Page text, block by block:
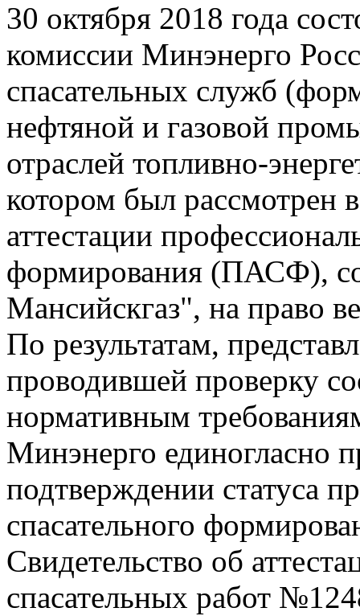
30 октября 2018 года
комиссии Минэнерго
спасательных служб
нефтяной и газовой
отраслей топливно-
котором был рассмотрен
аттестации
формирования (ПАСФ),
Мансийскгаз", на право
По результатам,
проводившей проверку
нормативным
Минэнерго единогласно
подтверждении статуса
спасательного
Свидетельство об
спасательных работ